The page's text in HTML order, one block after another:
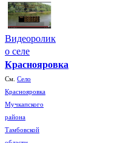
Видеоролик
о селе
Краснояровка
См. Село
Краснояровка
Мучкапского
района
Тамбовской